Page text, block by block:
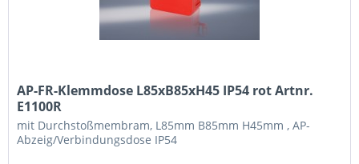
AP-FR-Klemmdose L85xB85xH45 IP54 rot Artnr.
E1100R
mit Durchstoßmembram, L85mm B85mm H45mm , AP-
Abzeig/Verbindungsdose IP54